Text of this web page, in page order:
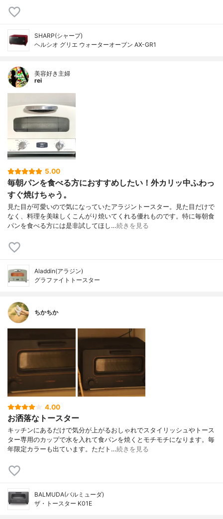
SHARP(シャープ)
ヘルシオ グリエ ウォーターオーブン AX-GR1
美容好き主婦
rei
5.00
毎朝パンを食べる方におすすめしたい！外カリッ中ふわっ
すぐ焼けちゃう。
見た目が可愛いので気になっていたアラジントースター。見た目だけで
なく、料理を美味しくこんがり焼いてくれる優れものです。特に毎朝食
パンを食べる方には是非試してほし…続きを見る
Aladdin(アラジン)
グラファイトトースター
ちかちか
4.00
お洒落なトースター
キッチンにあるだけで気分が上がるおしゃれでスタイリッシュやトース
ター専用のカップで水を入れて食パンを焼くとモチモチになります。毎
年限定カラーも出ています。ただト…続きを見る
BALMUDA(バルミューダ)
ザ・トースター K01E